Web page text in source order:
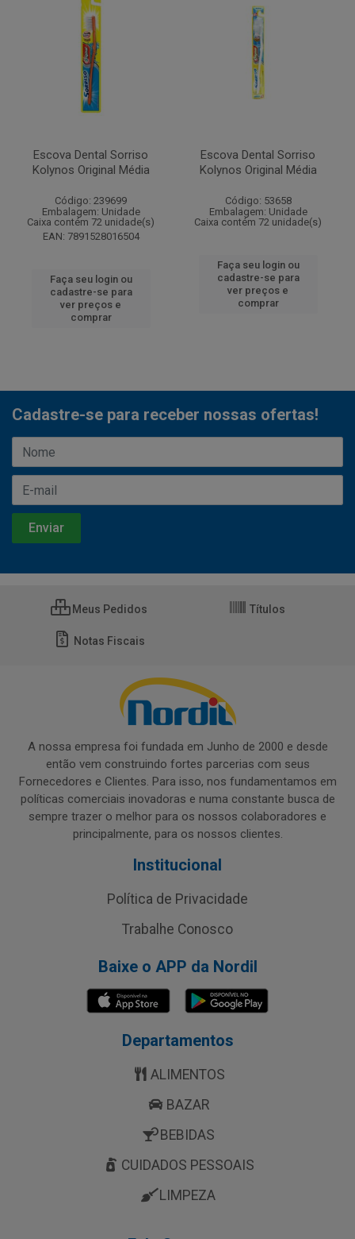
Escova Dental Sorriso
Kolynos Original Média
Código: 239699
Embalagem: Unidade
Caixa contém 72 unidade(s)
EAN: 7891528016504
Faça seu login ou
cadastre-se para
ver preços e
comprar
Escova Dental Sorriso
Kolynos Original Média
Código: 53658
Embalagem: Unidade
Caixa contém 72 unidade(s)
Faça seu login ou
cadastre-se para
ver preços e
comprar
Cadastre-se para receber nossas ofertas!
Meus Pedidos Títulos
Notas Fiscais
A nossa empresa foi fundada em Junho de 2000 e desde
então vem construindo fortes parcerias com seus
Fornecedores e Clientes. Para isso, nos fundamentamos em
políticas comerciais inovadoras e numa constante busca de
sempre trazer o melhor para os nossos colaboradores e
principalmente, para os nossos clientes.
Institucional
Política de Privacidade
Trabalhe Conosco
Baixe o APP da Nordil
Departamentos
ALIMENTOS
BAZAR
BEBIDAS
CUIDADOS PESSOAIS
LIMPEZA